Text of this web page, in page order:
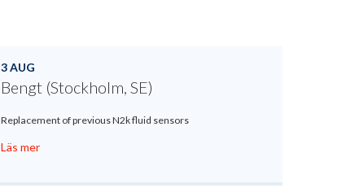
3 AUG
Bengt (Stockholm, SE)
Replacement of previous N2k fluid sensors
Läs mer